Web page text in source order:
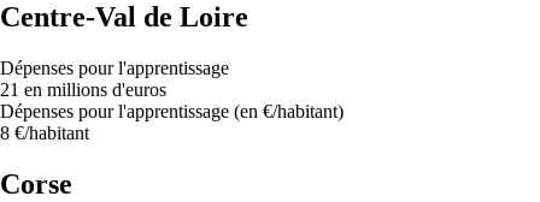
Centre-Val de Loire
Dépenses pour l'apprentissage
21 en millions d'euros
Dépenses pour l'apprentissage (en €/habitant)
8 €/habitant
Corse